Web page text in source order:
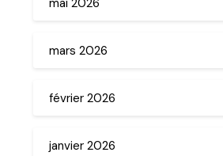
mars 2026
février 2026
janvier 2026